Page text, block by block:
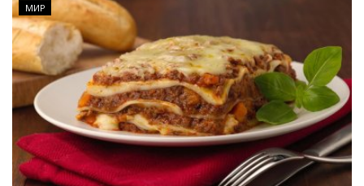
МИР